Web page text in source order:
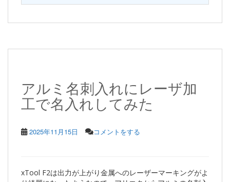
アルミ名刺入れにレーザ加
工で名入れしてみた
2025年11月15日 コメントをする
xTool F2は出力が上がり金属へのレーザーマーキングがよ